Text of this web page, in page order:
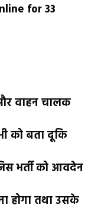
for 33
वाहन चालक
को बता दूकि
भर्ती को आवदेन
होगा तथा उसके